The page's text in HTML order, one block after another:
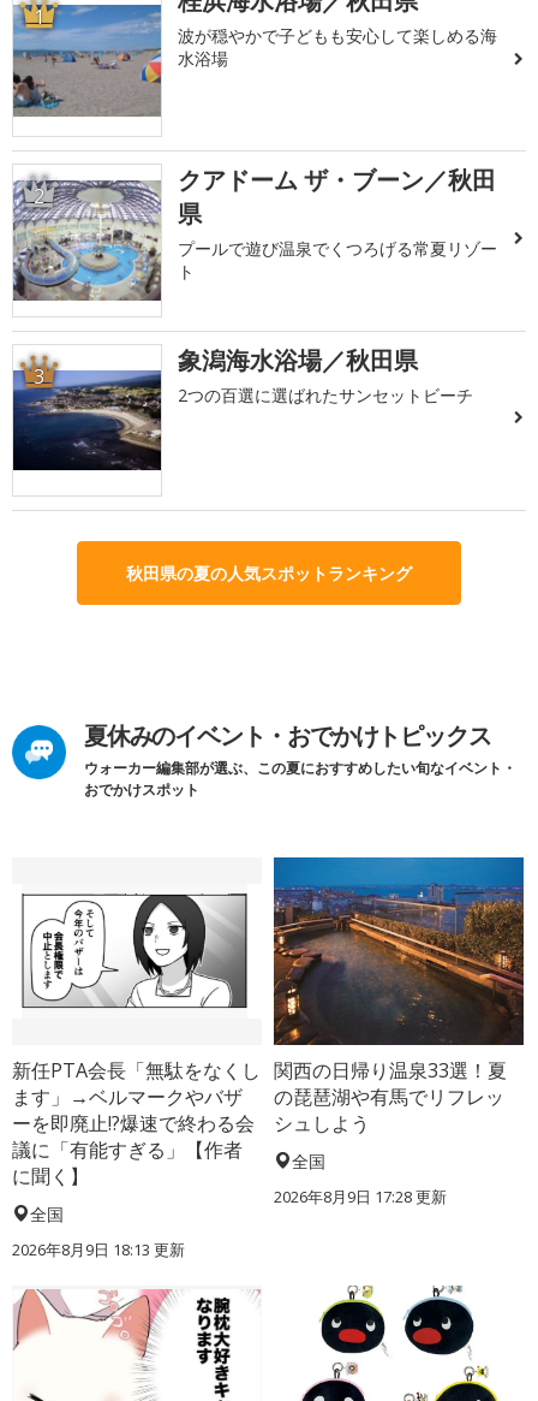
1
波が穏やかで子どもも安心して楽しめる海
水浴場
2
クアドーム ザ・ブーン／秋田
県
プールで遊び温泉でくつろげる常夏リゾー
ト
3 象潟海水浴場／秋田県
2つの百選に選ばれたサンセットビーチ
秋田県の夏の人気スポットランキング
夏休みのイベント・おでかけトピックス
ウォーカー編集部が選ぶ、この夏におすすめしたい旬なイベント・
おでかけスポット
新任PTA会長「無駄をなくし
ます」→ベルマークやバザ
ーを即廃止!?爆速で終わる会
議に「有能すぎる」【作者
に聞く】
全国
2026年8月9日 18:13 更新
関西の日帰り温泉33選！夏
の琵琶湖や有馬でリフレッ
シュしよう
全国
2026年8月9日 17:28更新